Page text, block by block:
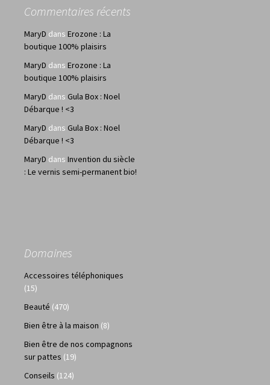
Commentaires récents
MaryD dans Erozone : La
boutique 100% plaisirs
MaryD dans Erozone : La
boutique 100% plaisirs
MaryD dans Gula Box : Noel
Débarque ! <3
MaryD dans Gula Box : Noel
Débarque ! <3
MaryD dans Invention du siècle
: Le vernis semi-permanent bio!
Domaines
Accessoires téléphoniques
(15)
Beauté (470)
Bien être à la maison (8)
Bien être de nos compagnons
sur pattes (19)
Conseils (124)